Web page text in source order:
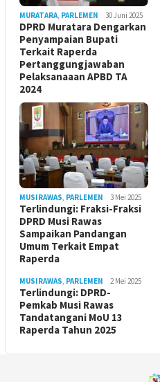
MURATARA PARLEMEN 30 Juni 2025
DPRD Muratara Dengarkan
Penyampaian Bupati
Terkait Raperda
Pertanggungjawaban
Pelaksanaaan APBD TA
2024
MUSIRAWAS PARLEMEN 3 Mei 2025
Terlindungi: Fraksi-Fraksi
DPRD Musi Rawas
Sampaikan Pandangan
Umum Terkait Empat
Raperda
MUSIRAWAS PARLEMEN 2 Mei 2025
Terlindungi: DPRD-
Pemkab Musi Rawas
Tandatangani MoU 13
Raperda Tahun 2025